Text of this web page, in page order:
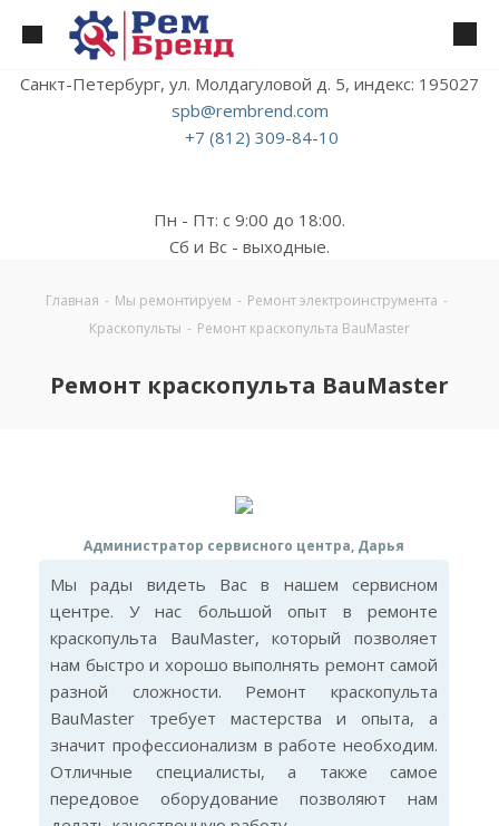
Санкт-Петербург, ул. Молдагуловой д. 5, индекс: 195027
spb@rembrend.com
+7 (812) 309-84-10
Пн - Пт: с 9:00 до 18:00.
Сб и Вс - выходные.
Главная - Мы ремонтируем - Ремонт электроинструмента -
Краскопульты - Ремонт краскопульта BauMaster
Ремонт краскопульта BauMaster
Администратор сервисного центра, Дарья
Мы рады видеть Вас в нашем сервисном
центре. У нас большой опыт в ремонте
краскопульта BauMaster, который позволяет
нам быстро и хорошо выполнять ремонт самой
разной сложности. Ремонт краскопульта
BauMaster требует мастерства и опыта, а
значит профессионализм в работе необходим.
Отличные специалисты, а также самое
передовое оборудование позволяют нам